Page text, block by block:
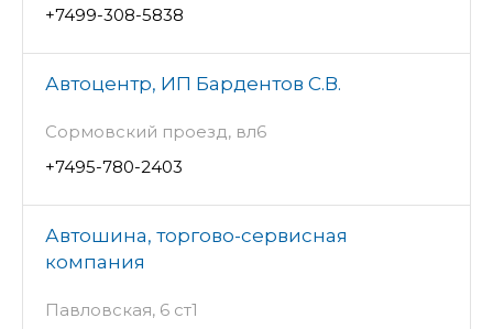
+7499-308-5838
Автоцентр, ИП Бардентов С.В.
Сормовский проезд, вл6
+7495-780-2403
Автошина, торгово-сервисная
компания
Павловская, 6 ст1